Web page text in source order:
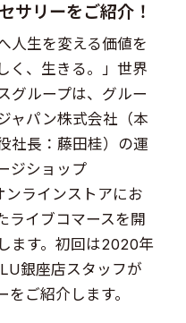
サリーをご紹介！​
人生を変える価値を
く、生きる。」世界
グループは、グルー
ャパン株式会社（本
社長：藤田桂）の運
ジショップ
ンラインストアにお
ライブコマースを開
ます。初回は2020年
銀座店スタッフが
ご紹介します。